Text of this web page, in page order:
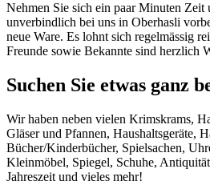
Nehmen Sie sich ein paar Minuten Zeit
unverbindlich bei uns in Oberhasli
neue Ware. Es lohnt sich regelmässig
Freunde sowie Bekannte sind herzlich
Suchen Sie etwas ganz
Wir haben neben vielen Krimskrams,
Gläser und Pfannen, Haushaltsgeräte,
Bücher/Kinderbücher, Spielsachen,
Kleinmöbel, Spiegel, Schuhe,
Jahreszeit und vieles mehr!